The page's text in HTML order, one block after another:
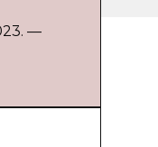
—